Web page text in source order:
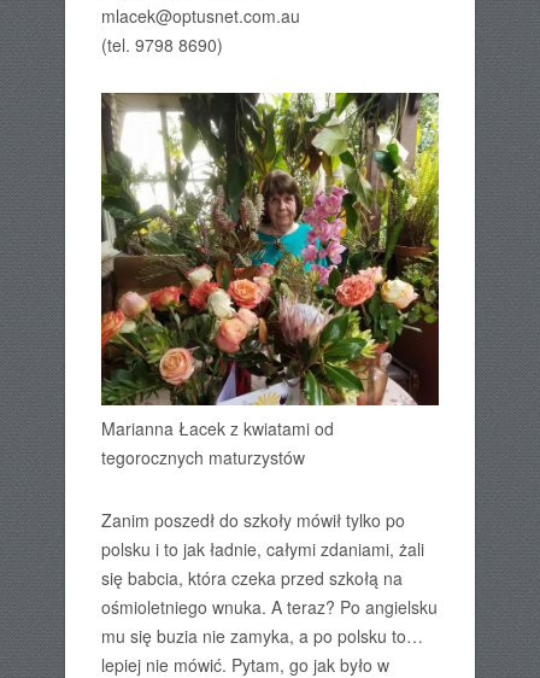
mlacek@optusnet.com.au
(tel. 9798 8690)
Marianna Łacek z kwiatami od
tegorocznych maturzystów
Zanim poszedł do szkoły mówił tylko po
polsku i to jak ładnie, całymi zdaniami, żali
się babcia, która czeka przed szkołą na
ośmioletniego wnuka. A teraz? Po angielsku
mu się buzia nie zamyka, a po polsku to…
lepiej nie mówić. Pytam, go jak było w